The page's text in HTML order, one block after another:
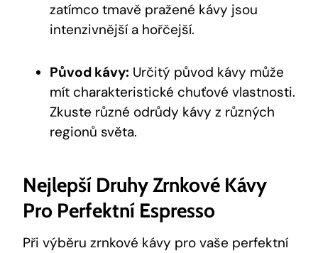
zatímco tmavě pražené kávy jsou
intenzivnější a hořčejší.
Původ kávy: Určitý původ kávy může
mít charakteristické chuťové vlastnosti.
Zkuste různé odrůdy kávy z různých
regionů světa.
Nejlepší Druhy Zrnkové Kávy
Pro Perfektní Espresso
Při výběru zrnkové kávy pro vaše perfektní